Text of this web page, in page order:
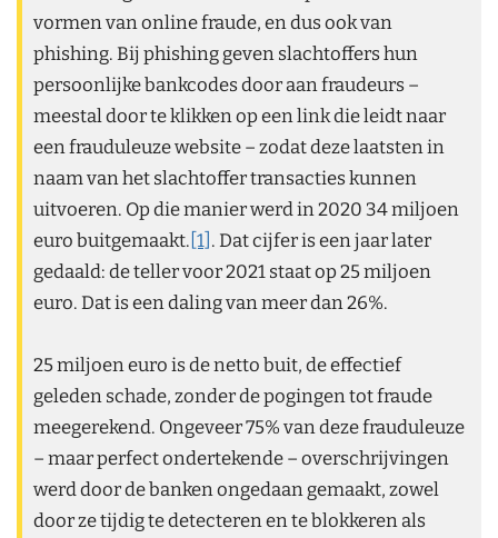
vormen van online fraude, en dus ook van
phishing. Bij phishing geven slachtoffers hun
persoonlijke bankcodes door aan fraudeurs –
meestal door te klikken op een link die leidt naar
een frauduleuze website – zodat deze laatsten in
naam van het slachtoffer transacties kunnen
uitvoeren. Op die manier werd in 2020 34 miljoen
euro buitgemaakt. [1] . Dat cijfer is een jaar later
gedaald: de teller voor 2021 staat op 25 miljoen
euro. Dat is een daling van meer dan 26%.
25 miljoen euro is de netto buit, de effectief
geleden schade, zonder de pogingen tot fraude
meegerekend. Ongeveer 75% van deze frauduleuze
– maar perfect ondertekende – overschrijvingen
werd door de banken ongedaan gemaakt, zowel
door ze tijdig te detecteren en te blokkeren als